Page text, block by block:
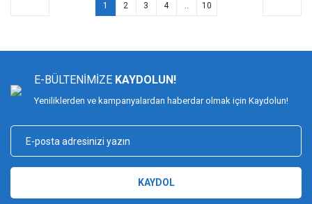
1 2 3 4 .. 10
E-BÜLTENİMİZE KAYDOLUN!
Yeniliklerden ve kampanyalardan haberdar olmak için Kaydolun!
KAYDOL